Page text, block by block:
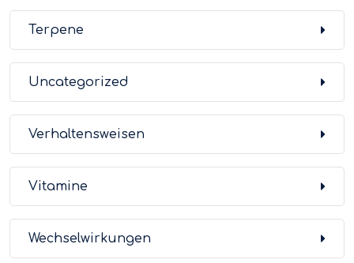
Terpene
Uncategorized
Verhaltensweisen
Vitamine
Wechselwirkungen